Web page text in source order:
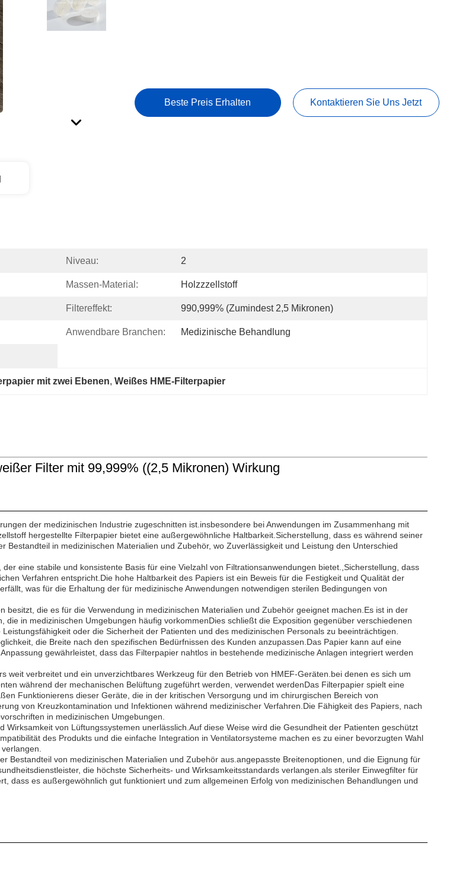
Beste Preis Erhalten Kontaktieren Sie Uns Jetzt
Niveau: 2
Massen-Material: Holzzzellstoff
Filtereffekt: 990,999% (zumindest 2,5 Mikronen)
Anwendbare Branchen: Medizinische Behandlung
mit zwei Ebenen, Weißes HME-Filterpapier
Filter mit 99,999% ((2,5 Mikronen) Wirkung
der medizinischen Industrie zugeschnitten ist.insbesondere bei Anwendungen im Zusammenhang mit
hergestellte Filterpapier bietet eine außergewöhnliche Haltbarkeit.Sicherstellung, dass es während seiner
in medizinischen Materialien und Zubehör, wo Zuverlässigkeit und Leistung den Unterschied
eine stabile und konsistente Basis für eine Vielzahl von Filtrationsanwendungen bietet.,Sicherstellung, dass
Verfahren entspricht.Die hohe Haltbarkeit des Papiers ist ein Beweis für die Festigkeit und Qualität der
was für die Erhaltung der für medizinische Anwendungen notwendigen sterilen Bedingungen von
die es für die Verwendung in medizinischen Materialien und Zubehör geeignet machen.Es ist in der
in medizinischen Umgebungen häufig vorkommenDies schließt die Exposition gegenüber verschiedenen
oder die Sicherheit der Patienten und des medizinischen Personals zu beeinträchtigen.
die Breite nach den spezifischen Bedürfnissen des Kunden anzupassen.Das Papier kann auf eine
gewährleistet, dass das Filterpapier nahtlos in bestehende medizinische Anlagen integriert werden
weit verbreitet und ein unverzichtbares Werkzeug für den Betrieb von HMEF-Geräten.bei denen es sich um
während der mechanischen Belüftung zugeführt werden, verwendet werdenDas Filterpapier spielt eine
Funktionierens dieser Geräte, die in der kritischen Versorgung und im chirurgischen Bereich von
von Kreuzkontamination und Infektionen während medizinischer Verfahren.Die Fähigkeit des Papiers, nach
in medizinischen Umgebungen.
von Lüftungssystemen unerlässlich.Auf diese Weise wird die Gesundheit der Patienten geschützt
des Produkts und die einfache Integration in Ventilatorsysteme machen es zu einer bevorzugten Wahl
Bestandteil von medizinischen Materialien und Zubehör aus.angepasste Breitenoptionen, und die Eignung für
die höchste Sicherheits- und Wirksamkeitsstandards verlangen.als steriler Einwegfilter für
dass es außergewöhnlich gut funktioniert und zum allgemeinen Erfolg von medizinischen Behandlungen und